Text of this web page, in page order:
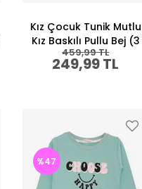
Kız Çocuk Tunik Mutlu
Kız Baskılı Pullu Bej (3
Yaş)
249,99 TL
459,99 TL
%47